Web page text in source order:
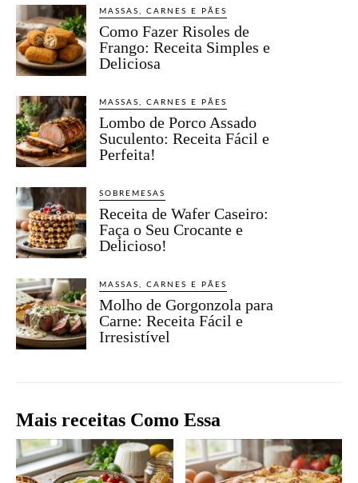
MASSAS, CARNES E PÃES
Como Fazer Risoles de
Frango: Receita Simples e
Deliciosa
MASSAS, CARNES E PÃES
Lombo de Porco Assado
Suculento: Receita Fácil e
Perfeita!
SOBREMESAS
Receita de Wafer Caseiro:
Faça o Seu Crocante e
Delicioso!
MASSAS, CARNES E PÃES
Molho de Gorgonzola para
Carne: Receita Fácil e
Irresistível
Mais receitas Como Essa